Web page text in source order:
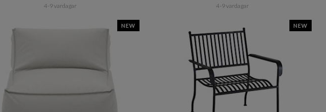
4-9 vardagar 4-9 vardagar
NEW NEW